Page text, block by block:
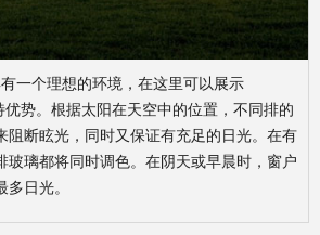
一个理想的环境，在这里可以展示
势。根据太阳在天空中的位置，不同排的
阻断眩光，同时又保证有充足的日光。在有
玻璃都将同时调色。在阴天或早晨时，窗户
日光。